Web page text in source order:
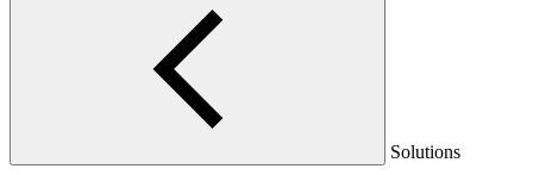
Solutions